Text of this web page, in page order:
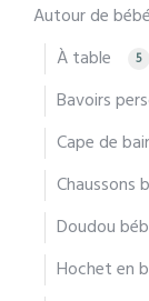
Autour de bébé
À table 5
Bavoirs
Cape de
Chaussons
Doudou
Hochet en